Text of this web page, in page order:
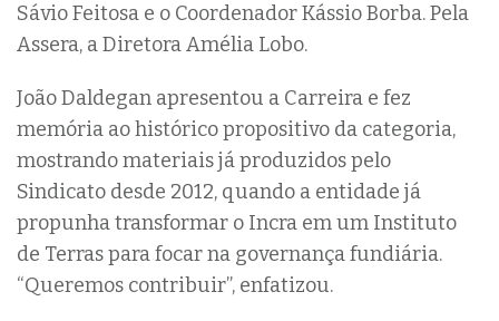
Sávio Feitosa e o Coordenador Kássio Borba. Pela
Assera, a Diretora Amélia Lobo.
João Daldegan apresentou a Carreira e fez
memória ao histórico propositivo da categoria,
mostrando materiais já produzidos pelo
Sindicato desde 2012, quando a entidade já
propunha transformar o Incra em um Instituto
de Terras para focar na governança fundiária.
“Queremos contribuir”, enfatizou.